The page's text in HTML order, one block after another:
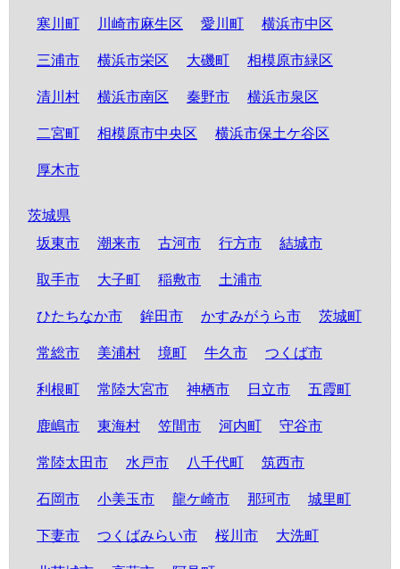
寒川町 川崎市麻生区 愛川町 横浜市中区
三浦市 横浜市栄区 大磯町 相模原市緑区
清川村 横浜市南区 秦野市 横浜市泉区
二宮町 相模原市中央区 横浜市保土ケ谷区
厚木市
茨城県
坂東市
潮来市 古河市 行方市 結城市
取手市 大子町 稲敷市 土浦市
ひたちなか市 鉾田市 かすみがうら市 茨城町
常総市 美浦村 境町 牛久市 つくば市
利根町 常陸大宮市 神栖市 日立市 五霞町
鹿嶋市 東海村 笠間市 河内町 守谷市
常陸太田市 水戸市 八千代町 筑西市
石岡市 小美玉市 龍ケ崎市 那珂市 城里町
下妻市 つくばみらい市 桜川市 大洗町